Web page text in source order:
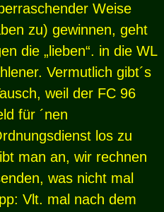
Weise
zu) gewinnen, geht
die „lieben“. in die WL
Vermutlich gibt´s
weil der FC 96
für ´nen
los zu
man an, wir rechnen
was nicht mal
Vlt. mal nach dem